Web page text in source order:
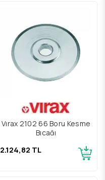
Vırax 2102 66 Boru Kesme
Bıçağı
2.124,82 TL